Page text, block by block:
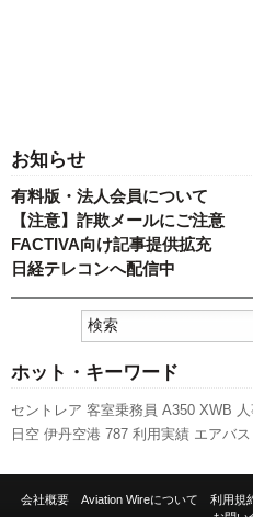
お知らせ
有料版・法人会員について
【注意】詐欺メールにご注意
FACTIVA向け記事提供拡充
日経テレコンへ配信中
ホット・キーワード
セントレア 客室乗務員 A350 XWB
日空 伊丹空港 787 利用実績 エアバス
西空港 スターフライヤー A320 羽田空
会社概要 Aviation Wireについて 利用規